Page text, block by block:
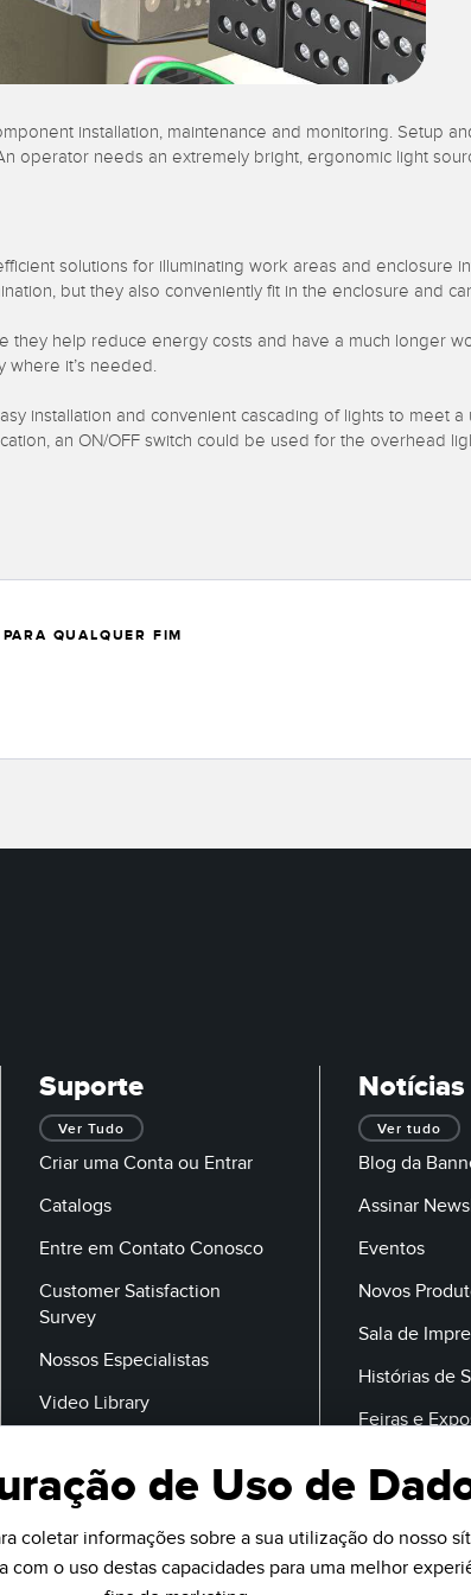
installation, maintenance and monitoring. Setup
operator needs an extremely bright, ergonomic light
solutions for illuminating work areas and enclosure
but they also conveniently fit in the enclosure and
help reduce energy costs and have a much longer
where it’s needed.
installation and convenient cascading of lights to meet
an ON/OFF switch could be used for the overhead
QUALQUER FIM
Suporte
Ver Tudo
Criar uma Conta ou Entrar
Catalogs
Entre em Contato Conosco
Customer Satisfaction
Survey
Nossos Especialistas
Video Library
Notícias
Ver tudo
Blog da
Assinar
Eventos
Novos
Sala de
Histórias de
Feiras e
E-Mail
de Uso de
coletar informações sobre a sua utilização do nosso
com o uso destas capacidades para uma melhor